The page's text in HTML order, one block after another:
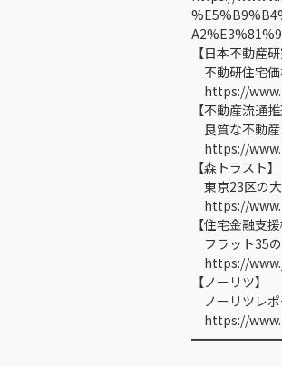
【日本不動産研
不動研住宅
https://
【不動産流通
良質な不動産
https://
【森トラスト】
東京23区の
https://
【住宅金融支援
フラット35
https://
【ノーリツ】
ノーリツレ
https://